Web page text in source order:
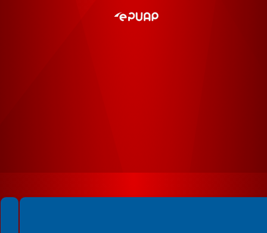
Spełniamy standardy WCAG 2.2
Spełniamy standardy W3C